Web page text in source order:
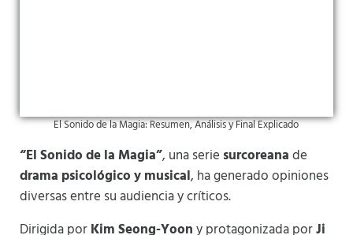
El Sonido de la Magia: Resumen, Análisis y Final Explicado
“El Sonido de la Magia”, una serie surcoreanade
drama psicológico y musical, ha generado opiniones
diversas entre su audiencia y críticos.
Dirigida porKim Seong-Yoony protagonizada porJi